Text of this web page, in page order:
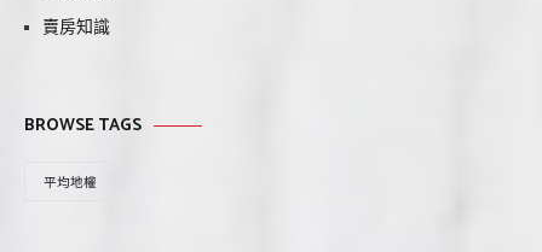
賣房知識
BROWSE TAGS
平均地權